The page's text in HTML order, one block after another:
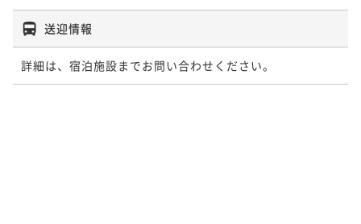
送迎情報
詳細は、宿泊施設までお問い合わせください。